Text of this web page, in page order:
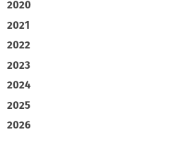
2020
2021
2022
2023
2024
2025
2026